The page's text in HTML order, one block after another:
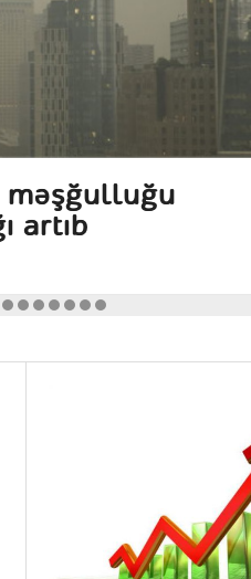
indeksi son
səviyyəsinə